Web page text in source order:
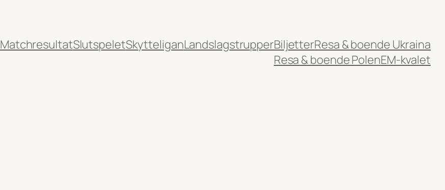
MatchresultatSlutspeletSkytteliganLandslagstrupperBiljetterResa & boende Ukraina
Resa & boende PolenEM-kvalet